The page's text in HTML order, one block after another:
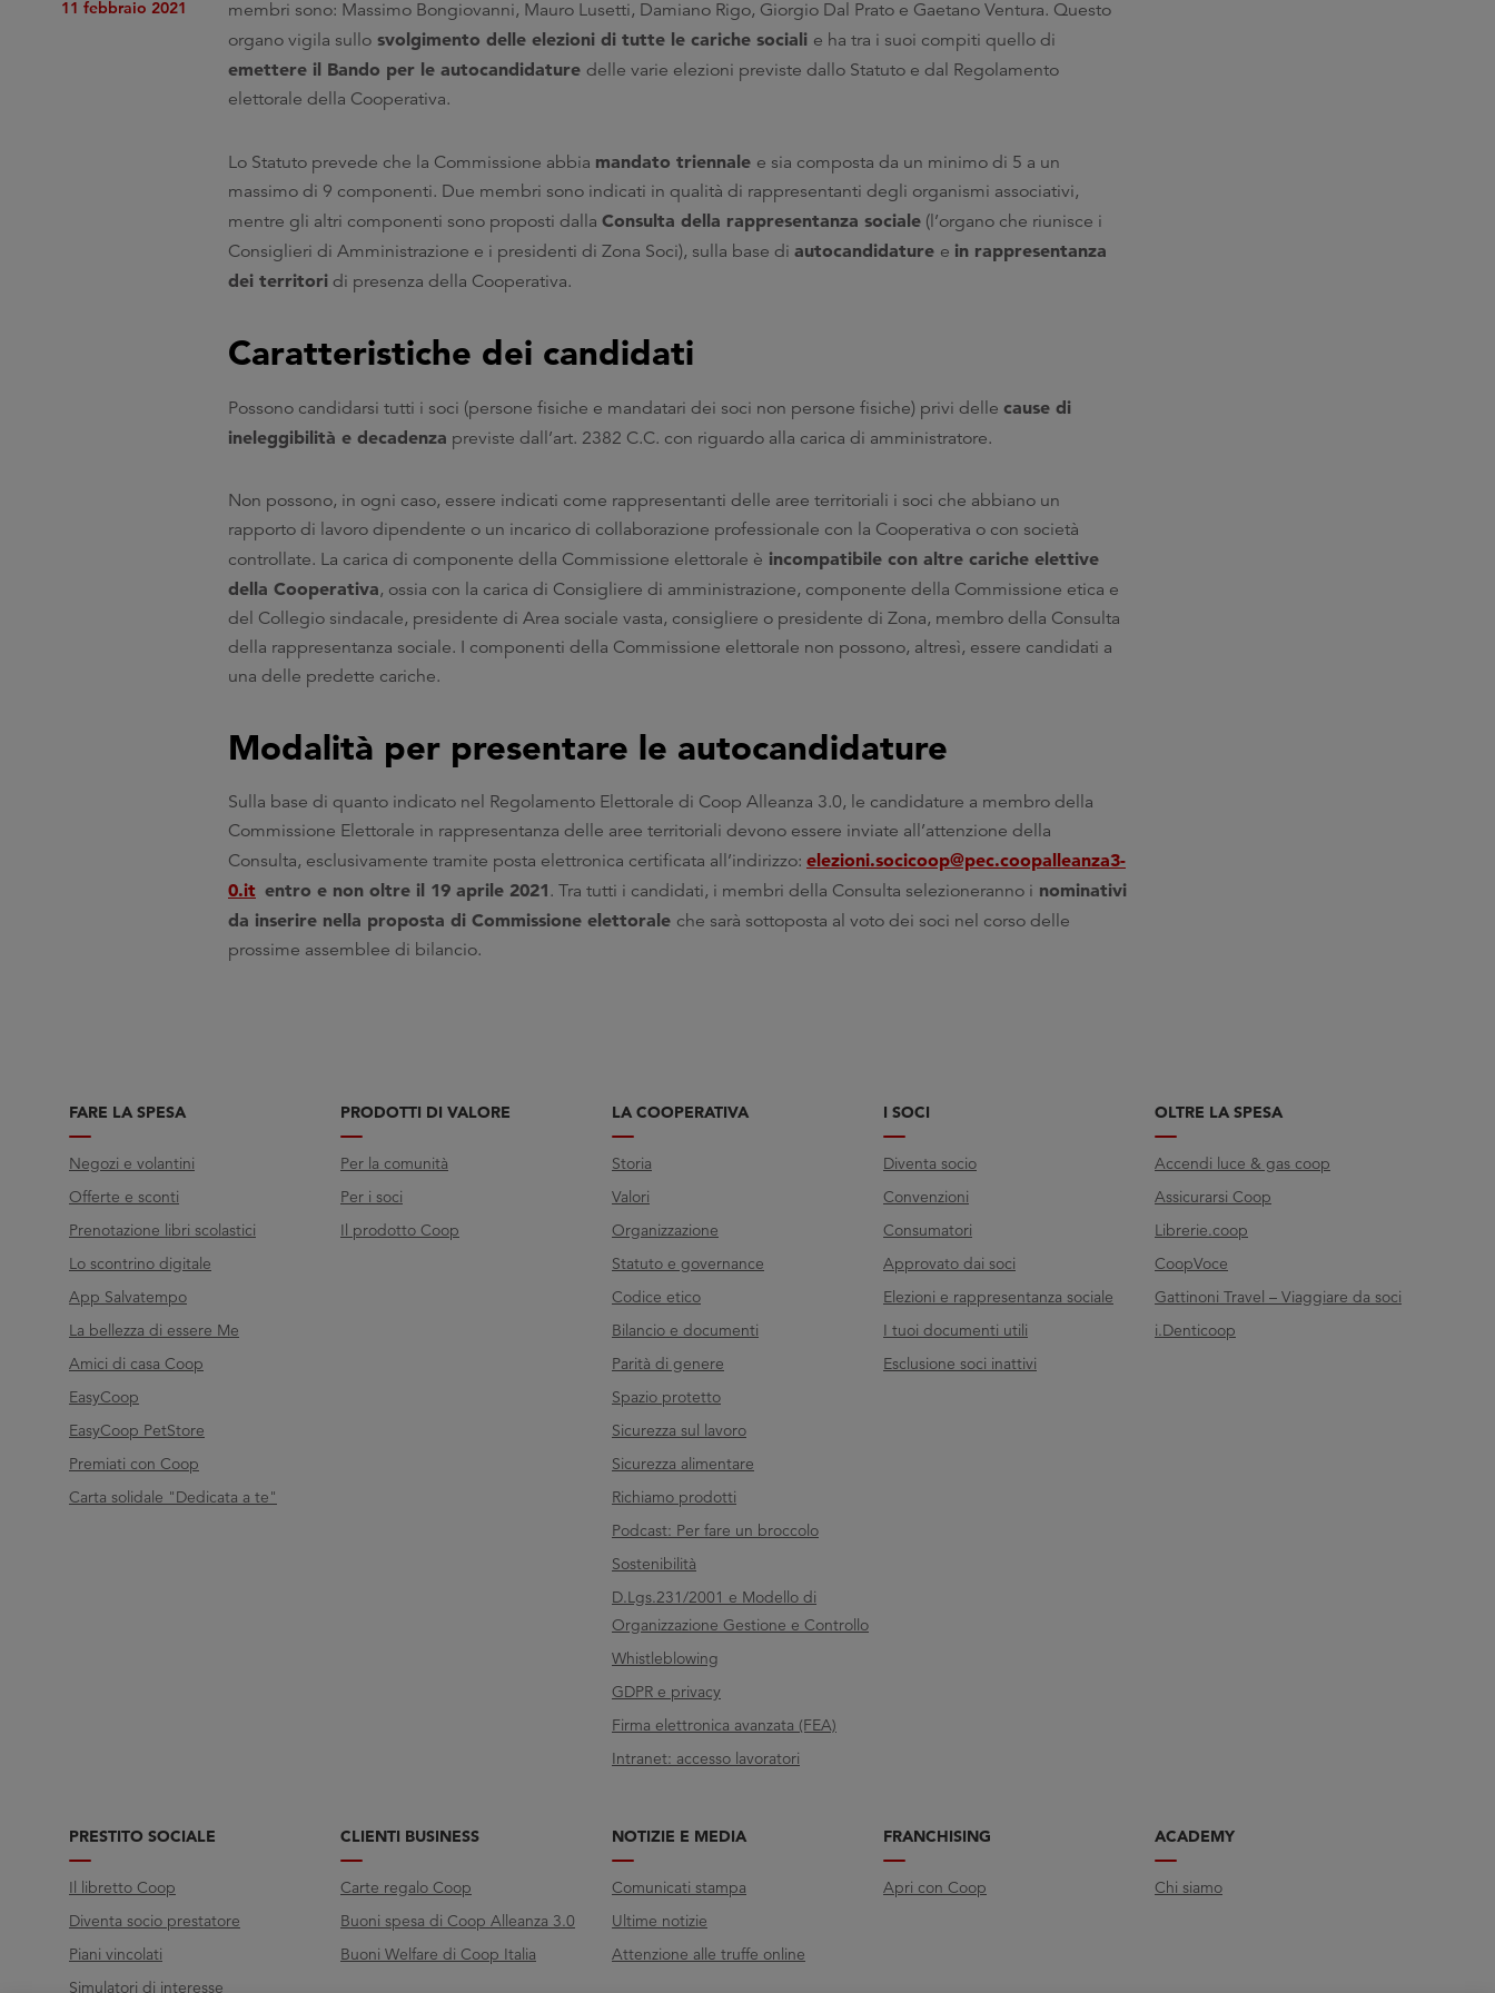
11 febbraio 2021
membri sono: Massimo Bongiovanni, Mauro Lusetti, Damiano Rigo, Giorgio Dal Prato e Gaetano Ventura. Questo
organo vigila sullo svolgimento delle elezioni di tutte le cariche sociali e ha tra i suoi compiti quello di
emettere il Bando per le autocandidature delle varie elezioni previste dallo Statuto e dal Regolamento
elettorale della Cooperativa.
Lo Statuto prevede che la Commissione abbia mandato triennale e sia composta da un minimo di 5 a un
massimo di 9 componenti. Due membri sono indicati in qualità di rappresentanti degli organismi associativi,
mentre gli altri componenti sono proposti dalla Consulta della rappresentanza sociale (l’organo che riunisce i
Consiglieri di Amministrazione e i presidenti di Zona Soci), sulla base di autocandidature e in rappresentanza
dei territori di presenza della Cooperativa.
Caratteristiche dei candidati
Possono candidarsi tutti i soci (persone fisiche e mandatari dei soci non persone fisiche) privi delle cause di
ineleggibilità e decadenza previste dall’art. 2382 C.C. con riguardo alla carica di amministratore.
Non possono, in ogni caso, essere indicati come rappresentanti delle aree territoriali i soci che abbiano un
rapporto di lavoro dipendente o un incarico di collaborazione professionale con la Cooperativa o con società
controllate. La carica di componente della Commissione elettorale è incompatibile con altre cariche elettive
della Cooperativa, ossia con la carica di Consigliere di amministrazione, componente della Commissione etica e
del Collegio sindacale, presidente di Area sociale vasta, consigliere o presidente di Zona, membro della Consulta
della rappresentanza sociale. I componenti della Commissione elettorale non possono, altresì, essere candidati a
una delle predette cariche.
Modalità per presentare le autocandidature
Sulla base di quanto indicato nel Regolamento Elettorale di Coop Alleanza 3.0, le candidature a membro della
Commissione Elettorale in rappresentanza delle aree territoriali devono essere inviate all’attenzione della
Consulta, esclusivamente tramite posta elettronica certificata all’indirizzo: elezioni.socicoop@pec.coopalleanza3-
0.it entro e non oltre il 19 aprile 2021. Tra tutti i candidati, i membri della Consulta selezioneranno i nominativi
da inserire nella proposta di Commissione elettorale che sarà sottoposta al voto dei soci nel corso delle
prossime assemblee di bilancio.
FARE LA SPESA
Negozi e volantini
Offerte e sconti
Prenotazione libri scolastici
Lo scontrino digitale
App Salvatempo
La bellezza di essere Me
Amici di casa Coop
EasyCoop
EasyCoop PetStore
Premiati con Coop
Carta solidale "Dedicata a te"
PRODOTTI DI VALORE
Per la comunità
Per i soci
Il prodotto Coop
LA COOPERATIVA
Storia
Valori
Organizzazione
Statuto e governance
Codice etico
Bilancio e documenti
Parità di genere
Spazio protetto
Sicurezza sul lavoro
Sicurezza alimentare
Richiamo prodotti
Podcast: Per fare un broccolo
Sostenibilità
D.Lgs.231/2001 e Modello di
Organizzazione Gestione e Controllo
Whistleblowing
GDPR e privacy
Firma elettronica avanzata (FEA)
Intranet: accesso lavoratori
I SOCI
Diventa socio
Convenzioni
Consumatori
Approvato dai soci
Elezioni e rappresentanza sociale
I tuoi documenti utili
Esclusione soci inattivi
OLTRE LA SPESA
Accendi luce & gas coop
Assicurarsi Coop
Librerie.coop
CoopVoce
Gattinoni Travel – Viaggiare da soci
i.Denticoop
PRESTITO SOCIALE
Il libretto Coop
Diventa socio prestatore
Piani vincolati
Simulatori di interesse
CLIENTI BUSINESS
Carte regalo Coop
Buoni spesa di Coop Alleanza 3.0
Buoni Welfare di Coop Italia
NOTIZIE E MEDIA
Comunicati stampa
Ultime notizie
Attenzione alle truffe online
FRANCHISING
Apri con Coop
ACADEMY
Chi siamo